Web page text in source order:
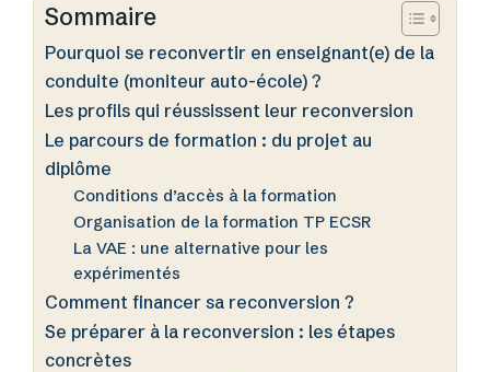
Sommaire
Pourquoi se reconvertir en enseignant(e) de la
conduite (moniteur auto-école) ?
Les profils qui réussissent leur reconversion
Le parcours de formation : du projet au
diplôme
Conditions d’accès à la formation
Organisation de la formation TP ECSR
La VAE : une alternative pour les
expérimentés
Comment financer sa reconversion ?
Se préparer à la reconversion : les étapes
concrètes